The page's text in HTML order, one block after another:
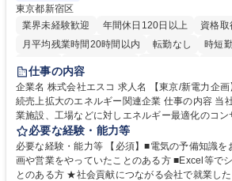
東京都新宿区
業界未経験歓迎
年間休日120日以上
資格取
月平均残業時間20時間以内
転勤なし 時短
在宅OK
完全週休2日制
仕事の内容
企業名 株式会社エスコ 求人名 【東京/新電力企画】未来の幹部候補/6年連
続売上拡大のエネルギー関連企業 仕事の内容 当社は不動産管理会社や商
業施設、工場などに対しエネルギー最適化のコ
おります。今回は、新電力の契約増加に伴い、新
開するため共に働ける方を求めております！ まずは申請業務（官公庁）、
交渉（新電力会社）、関係者調整、市場分析、ス
します。上司のもとで会社状況や市場間などを把
必要な経験・能力等
必要な経験・能力等 【必須】■電気の予備知識を
画や営業をやっていたことのある方 ■Excel等でシステムを構築されたこ
とのある方 ★社会貢献につながる会社で就業したい方 ★これから事業成